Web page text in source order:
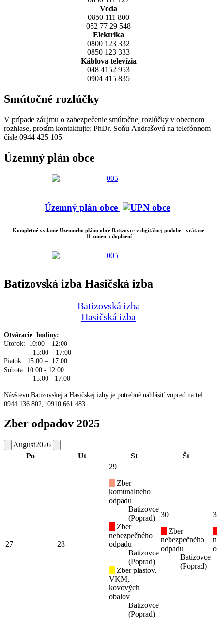
Voda
0850 111 800
052 77 29 548
Elektrika
0800 123 332
0850 123 333
Káblova televízia
048 4152 953
0904 415 835
Smútočné rozlúčky
V prípade záujmu o zabezpečenie smútočnej rozlúčky v obecnom
rozhlase, prosím kontaktujte: PhDr. Soňu Andrašovú na telefónnom
čísle 0944 425 105
Územný plán obce
Územný plán obce
Kompletné vydanie Územného plánu obce Batizovce v digitálnej podobe - vrátane
11 zmien a doplnení
Batizovská izba Hasičská izba
Batizovská izba
Hasičská izba
Otváracie hodiny:
Utorok: 10:00 – 12:00
15:00 – 17:00
Piatok: 15:00 – 17.00
Sobota: 10.00 - 12.00
15.00 - 17.00
Návštevu Batizovskej a Hasičskej izby je potrebné nahlásiť vopred na tel.:
0944 136 802, 0910 661 483
Zber odpadov 2025
August2026
Po
Ut St Št
27 28
29
Zber
komunálneho
odpadu
Batizovce
(Poprad)
Zber
nebezpečného
odpadu
Batizovce
(Poprad)
Zber plastov,
VKM,
kovových
obalov
Batizovce
(Poprad)
30
Zber
nebezpečného
odpadu
Batizovce
(Poprad)